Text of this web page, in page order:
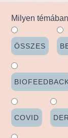
Milyen
ÖSSZES
COVID